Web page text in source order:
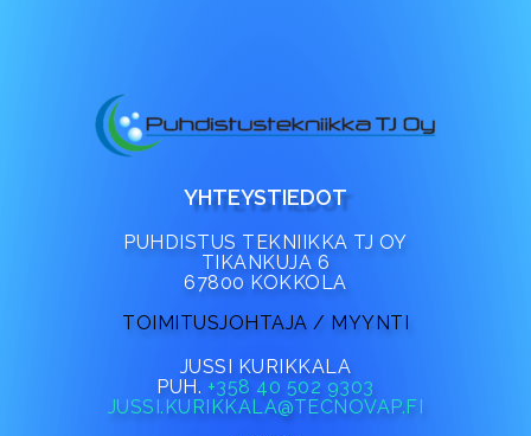
YHTEYSTIEDOT
PUHDISTUS TEKNIIKKA TJ OY
TIKANKUJA 6
67800 KOKKOLA
TOIMITUSJOHTAJA / MYYNTI
JUSSI KURIKKALA
PUH. +358 40 502 9303
JUSSI.KURIKKALA@TECNOVAP.FI